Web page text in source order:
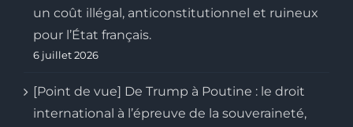
un coût illégal, anticonstitutionnel et ruineux
pour l’État français.
6 juillet 2026
[Point de vue] De Trump à Poutine : le droit
international à l’épreuve de la souveraineté,